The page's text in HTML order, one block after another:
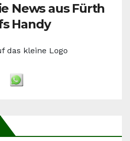
News aus Fürth
Handy
das kleine Logo